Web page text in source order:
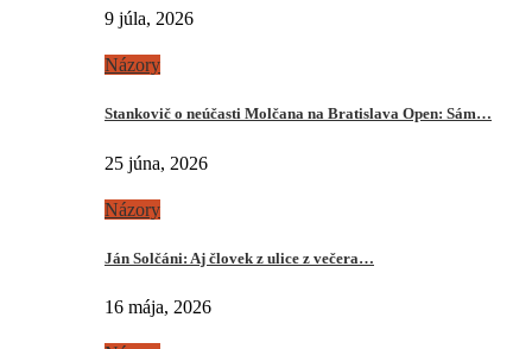
9 júla, 2026
Názory
Stankovič o neúčasti Molčana na Bratislava Open: Sám…
25 júna, 2026
Názory
Ján Solčáni: Aj človek z ulice z večera…
16 mája, 2026